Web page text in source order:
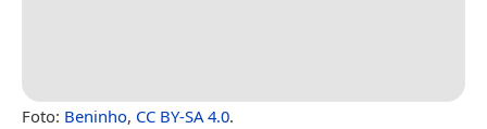
Foto: Beninho, CC BY-SA 4.0.